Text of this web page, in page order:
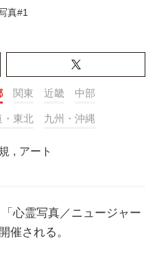
真#1
関東 近畿 中部
・東北 九州・沖縄
, アート
心霊写真／ニュージャー
催される。